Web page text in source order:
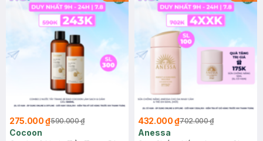
275.000 ₫590.000 ₫
Cocoon
432.000 ₫702.000 ₫
Anessa